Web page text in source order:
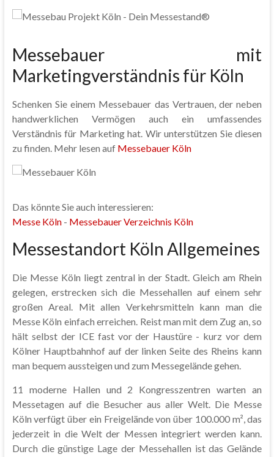
Messebauer mit
Marketingverständnis für Köln
Schenken Sie einem Messebauer das Vertrauen, der neben
handwerklichen Vermögen auch ein umfassendes
Verständnis für Marketing hat. Wir unterstützen Sie diesen
zu finden. Mehr lesen auf Messebauer Köln
Das könnte Sie auch interessieren:
Messe Köln- Messebauer Verzeichnis Köln
Messestandort Köln Allgemeines
Die Messe Köln liegt zentral in der Stadt. Gleich am Rhein
gelegen, erstrecken sich die Messehallen auf einem sehr
großen Areal. Mit allen Verkehrsmitteln kann man die
Messe Köln einfach erreichen. Reist man mit dem Zug an, so
hält selbst der ICE fast vor der Haustüre - kurz vor dem
Kölner Hauptbahnhof auf der linken Seite des Rheins kann
man bequem aussteigen und zum Messegelände gehen.
11 moderne Hallen und 2 Kongresszentren warten an
Messetagen auf die Besucher aus aller Welt. Die Messe
Köln verfügt über ein Freigelände von über 100.000 m², das
jederzeit in die Welt der Messen integriert werden kann.
Durch die günstige Lage der Messehallen ist das Gelände